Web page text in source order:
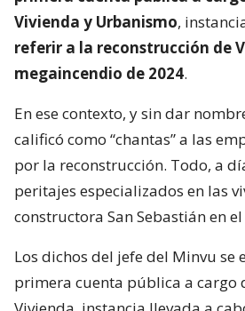
Vivienda y Urbanismo,
referir a la reconstrucción de
megaincendio de 2024.
En ese contexto, y sin dar
calificó como “chantas” a las
por la reconstrucción. Todo, a
peritajes especializados en las
constructora San Sebastián en
Los dichos del jefe del Minvu se
primera cuenta pública a cargo